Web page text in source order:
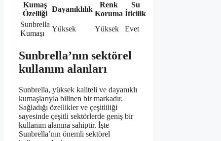
Kumaş
Özelliği
Dayanıklılık
Renk
Koruma
Su
İticilik
Sunbrella
Kumaşı
Yüksek Yüksek Evet
Sunbrella’nın sektörel
kullanım alanları
Sunbrella, yüksek kaliteli ve dayanıklı
kumaşlarıyla bilinen bir markadır.
Sağladığı özellikler ve çeşitliliği
sayesinde çeşitli sektörlerde geniş bir
kullanım alanına sahiptir. İşte
Sunbrella’nın önemli sektörel